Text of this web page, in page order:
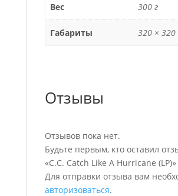
Вес 300 г
Габариты 320 ×
Отзывы
Отзывов пока нет.
Будьте первым, кто оставил
«C.C. Catch Like A Hurricane (LP)»
Для отправки отзыва вам
авторизоваться.